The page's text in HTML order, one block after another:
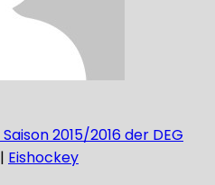
| Eishockey